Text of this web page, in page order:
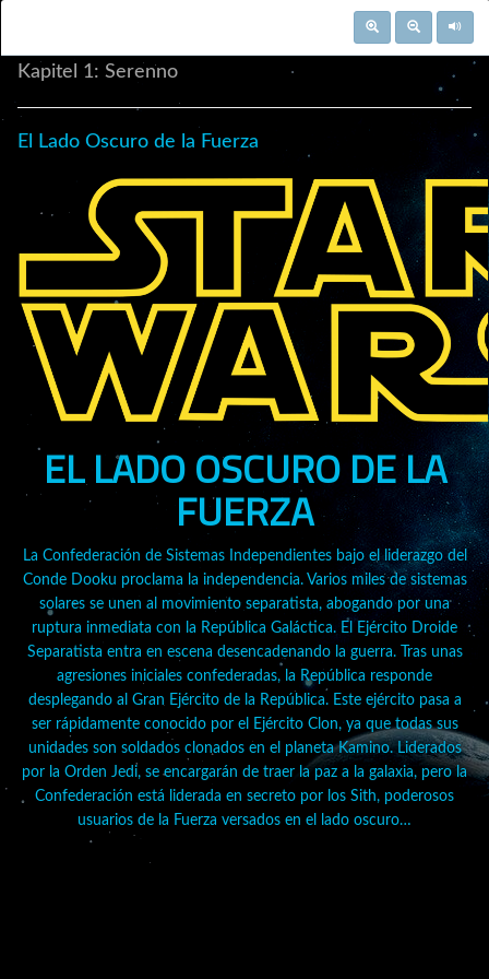
Kapitel 1: Serenno
El Lado Oscuro de la Fuerza
EL LADO OSCURO DE LA
FUERZA
La Confederación de Sistemas Independientes bajo el liderazgo del
Conde Dooku proclama la independencia. Varios miles de sistemas
solares se unen al movimiento separatista, abogando por una
ruptura inmediata con la República Galáctica. El Ejército Droide
Separatista entra en escena desencadenando la guerra. Tras unas
agresiones iniciales confederadas, la República responde
desplegando al Gran Ejército de la República. Este ejército pasa a
ser rápidamente conocido por el Ejército Clon, ya que todas sus
unidades son soldados clonados en el planeta Kamino. Liderados
por la Orden Jedi, se encargarán de traer la paz a la galaxia, pero la
Confederación está liderada en secreto por los Sith, poderosos
usuarios de la Fuerza versados en el lado oscuro…